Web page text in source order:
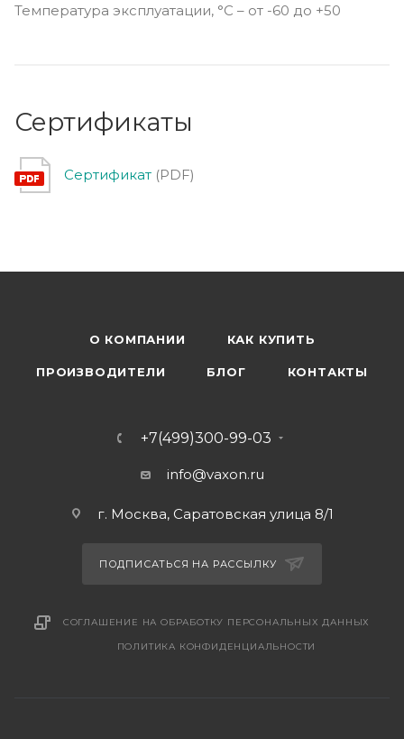
Температура эксплуатации, °С – от -60 до +50
Сертификаты
Сертификат (PDF)
О КОМПАНИИ КАК КУПИТЬ
ПРОИЗВОДИТЕЛИ БЛОГ КОНТАКТЫ
+7(499)300-99-03
info@vaxon.ru
г. Москва, Саратовская улица 8/1
ПОДПИСАТЬСЯ НА РАССЫЛКУ
СОГЛАШЕНИЕ НА ОБРАБОТКУ ПЕРСОНАЛЬНЫХ ДАННЫХ
ПОЛИТИКА КОНФИДЕНЦИАЛЬНОСТИ